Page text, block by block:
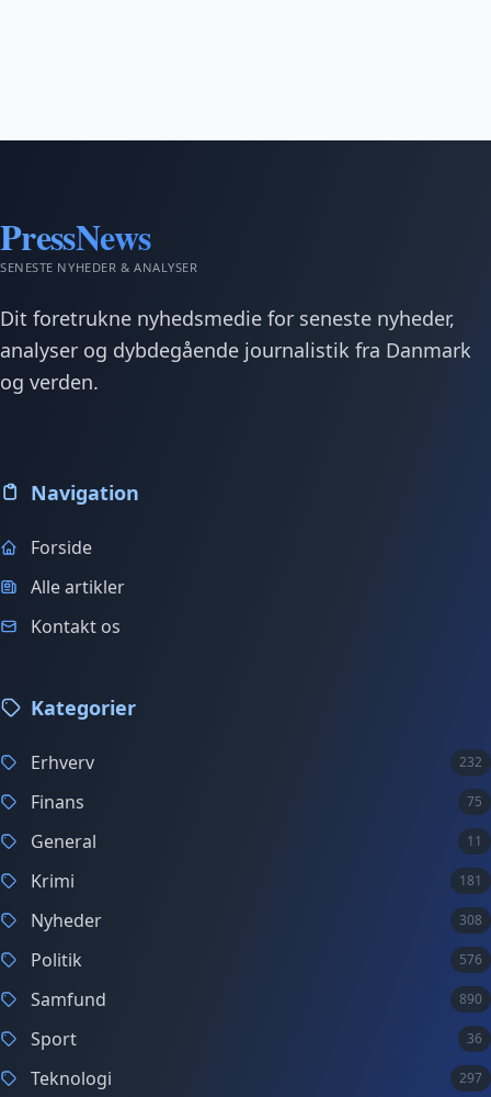
PressNews
SENESTE NYHEDER & ANALYSER
Dit foretrukne nyhedsmedie for seneste nyheder,
analyser og dybdegående journalistik fra Danmark
og verden.
Navigation
Forside
Alle artikler
Kontakt os
Kategorier
Erhverv 232
Finans 75
General 11
Krimi 181
Nyheder 308
Politik 576
Samfund 890
Sport 36
Teknologi 297